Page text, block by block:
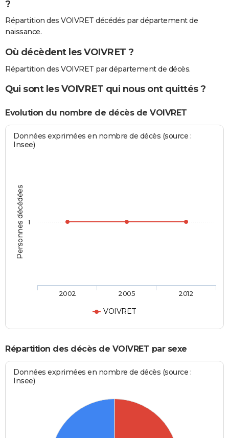
?
Répartition des VOIVRET décédés par département de
naissance.
Où décèdent les VOIVRET ?
Répartition des VOIVRET par département de décès.
Qui sont les VOIVRET qui nous ont quittés ?
Evolution du nombre de décès de VOIVRET
Personnes décédées
Données exprimées en nombre de décès (source :
Insee)
VOIVRET
2002 2005 2012
1
Répartition des décès de VOIVRET par sexe
Données exprimées en nombre de décès (source :
Insee)